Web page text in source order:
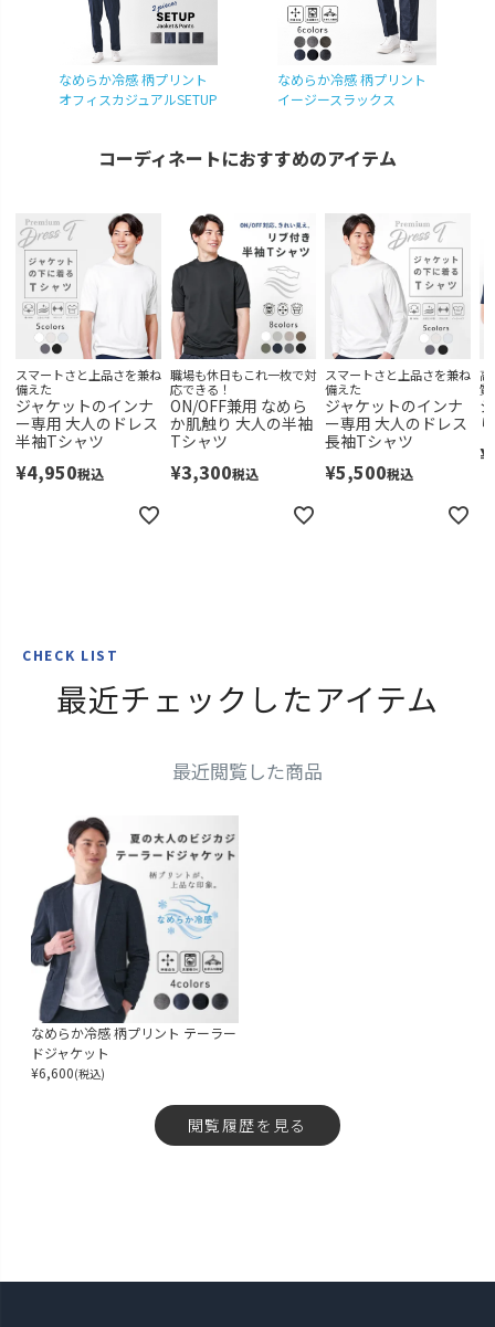
LL カートに入れる
3L カートに入れる
なめらか冷感 柄プリント
オフィスカジュアルSETUP
なめらか冷感 柄プリント
イージースラックス
コーディネートにおすすめのアイテム
スマートさと上品さを兼ね
備えた
ジャケットのインナ
ー専用 大人のドレス
半袖Tシャツ
¥4,950税込
職場も休日もこれ一枚で対
応できる！
ON/OFF兼用 なめら
か肌触り 大人の半袖
Tシャツ
¥3,300税込
スマートさと上品さを兼ね
備えた
ジャケットのインナ
ー専用 大人のドレス
長袖Tシャツ
¥5,500税込
高
質
¥
CHECK LIST
最近チェックしたアイテム
最近閲覧した商品
なめらか冷感 柄プリント テーラー
ドジャケット
¥6,600(税込)
閲覧履歴を見る